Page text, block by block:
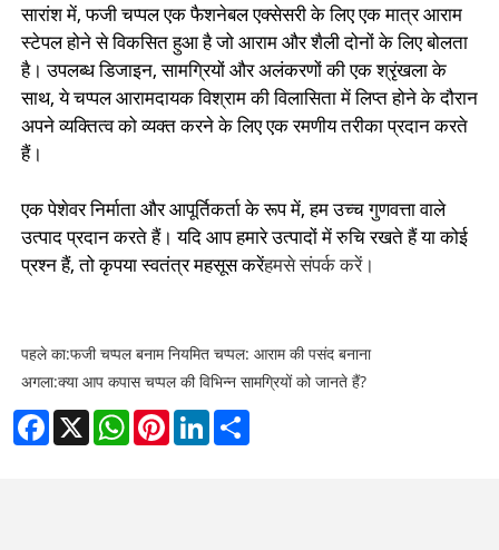
सारांश में, फजी चप्पल एक फैशनेबल एक्सेसरी के लिए एक मात्र आराम
स्टेपल होने से विकसित हुआ है जो आराम और शैली दोनों के लिए बोलता
है। उपलब्ध डिजाइन, सामग्रियों और अलंकरणों की एक श्रृंखला के
साथ, ये चप्पल आरामदायक विश्राम की विलासिता में लिप्त होने के दौरान
अपने व्यक्तित्व को व्यक्त करने के लिए एक रमणीय तरीका प्रदान करते
हैं।
एक पेशेवर निर्माता और आपूर्तिकर्ता के रूप में, हम उच्च गुणवत्ता वाले
उत्पाद प्रदान करते हैं। यदि आप हमारे उत्पादों में रुचि रखते हैं या कोई
प्रश्न हैं, तो कृपया स्वतंत्र महसूस करेंहमसे संपर्क करें।
पहले का:फजी चप्पल बनाम नियमित चप्पल: आराम की पसंद बनाना
अगला:क्या आप कपास चप्पल की विभिन्न सामग्रियों को जानते हैं?
Facebook
X WhatsAppPinterestLinkedIn